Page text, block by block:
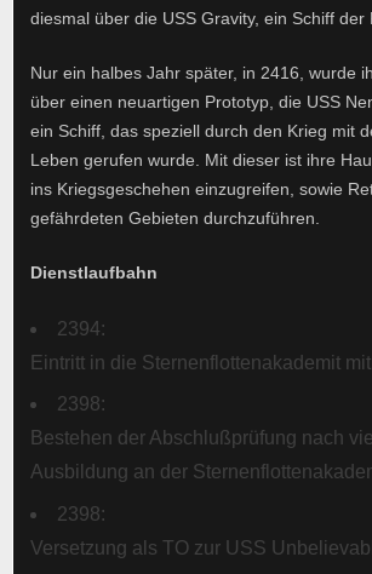
diesmal über die USS Gravity, ein Schiff der
Nur ein halbes Jahr später, in 2416, wurde
über einen neuartigen Prototyp, die USS
ein Schiff, das speziell durch den Krieg mit
Leben gerufen wurde. Mit dieser ist ihre
ins Kriegsgeschehen einzugreifen, sowie
gefährdeten Gebieten durchzuführen.
Dienstlaufbahn
2394:
Eintritt in die Sternenflottenakademit
2398:
Bestehen der Abschlußprüfung nach
Ausbildung an der
2398:
Versetzung als TO zur USS